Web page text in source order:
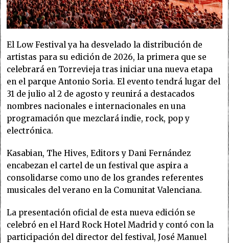
El Low Festival ya ha desvelado la distribución de
artistas para su edición de 2026, la primera que se
celebrará en Torrevieja tras iniciar una nueva etapa
en el parque Antonio Soria. El evento tendrá lugar del
31 de julio al 2 de agosto y reunirá a destacados
nombres nacionales e internacionales en una
programación que mezclará indie, rock, pop y
electrónica.
Kasabian, The Hives, Editors y Dani Fernández
encabezan el cartel de un festival que aspira a
consolidarse como uno de los grandes referentes
musicales del verano en la Comunitat Valenciana.
La presentación oficial de esta nueva edición se
celebró en el Hard Rock Hotel Madrid y contó con la
participación del director del festival, José Manuel